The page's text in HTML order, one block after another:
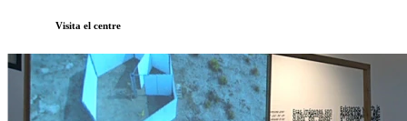
Visita el centre